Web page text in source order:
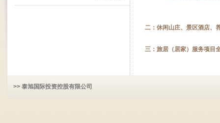
二：休闲山庄、景区酒店、
三：旅居（居家）服务项目
>> 泰旭国际投资控股有限公司